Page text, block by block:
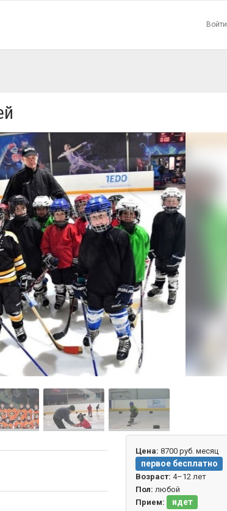
Войти
Цена: 8700 руб. месяц
первое бесплатно
Возраст: 4–12 лет
Пол: любой
Прием:
идет